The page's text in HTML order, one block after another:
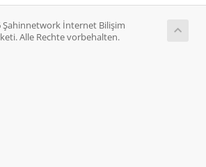
İnternet Bilişim
Alle Rechte vorbehalten.